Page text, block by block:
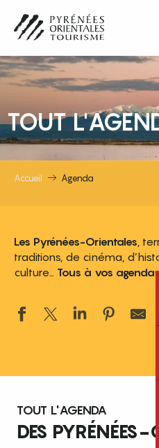
contenu
principal
TOUT
Accueil Agenda
Les Pyrénées-Orientales ,
traditions, de cinéma,
culture… Tous à vos
TOUT L'AGENDA
DES PYRÉNÉES-